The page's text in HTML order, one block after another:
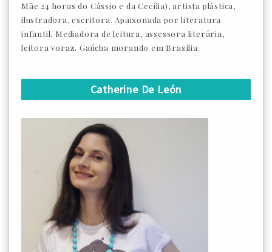
Mãe 24 horas do Cássio e da Cecília), artista plástica,
ilustradora, escritora. Apaixonada por literatura
infantil. Mediadora de leitura, assessora literária,
leitora voraz. Gaúcha morando em Brasília.
Catherine De León